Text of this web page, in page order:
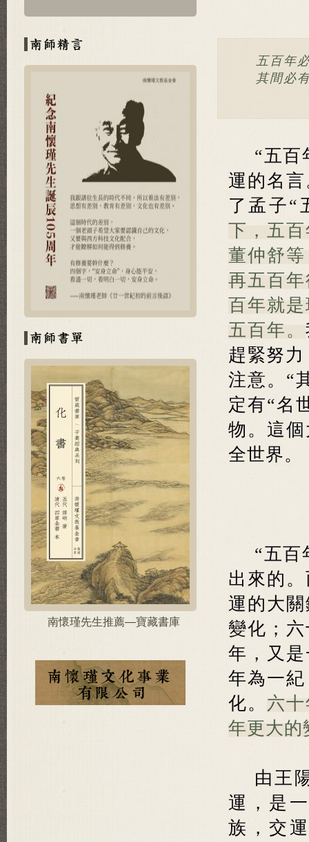
南懷瑾先生推薦—寶藏書庫
五百年
其間必
“五百
運的名
了孟子“
下，五
董仲舒
再五百
百年就
五百年。
趕緊努
注意。“
定有“名
物。這
全世界。
“五百
出來的
運的大
變化；
年，又
年為一
化。 六
年更大的
由王
運，是
族，交